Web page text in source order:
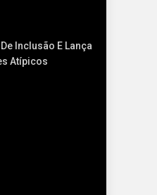
Inclusão E Lança
Atípicos